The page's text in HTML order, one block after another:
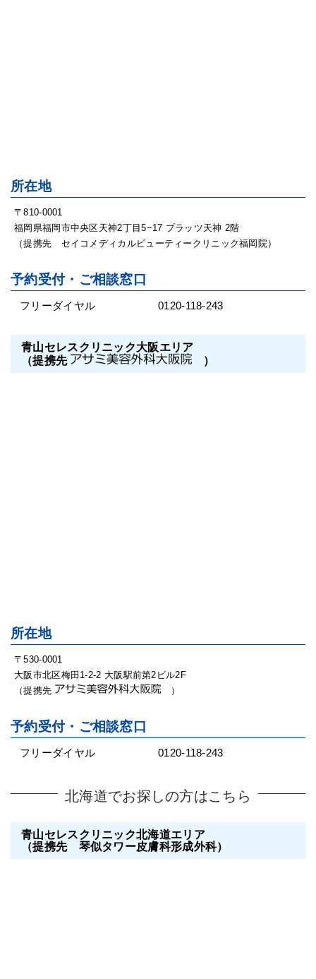
所在地
〒810-0001
福岡県福岡市中央区天神2丁目5−17 プラッツ天神 2階
（提携先 セイコメディカルビューティークリニック福岡院）
予約受付・ご相談窓口
フリーダイヤル 0120-118-243
青山セレスクリニック大阪エリア
（提携先
）
所在地
〒530-0001
大阪市北区梅田1-2-2 大阪駅前第2ビル2F
（提携先
）
予約受付・ご相談窓口
フリーダイヤル 0120-118-243
北海道でお探しの方はこちら
青山セレスクリニック北海道エリア
（提携先 琴似タワー皮膚科形成外科）